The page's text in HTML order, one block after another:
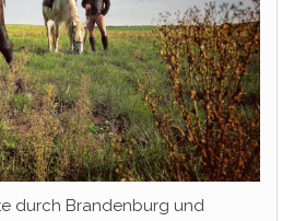
durch Brandenburg und